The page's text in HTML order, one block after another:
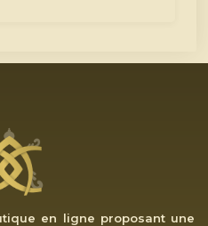
en ligne proposant une